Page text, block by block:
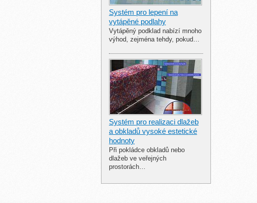
Systém pro lepení na
vytápěné podlahy
Vytápěný podklad nabízí mnoho
výhod, zejména tehdy, pokud…
Systém pro realizaci dlažeb
a obkladů vysoké estetické
hodnoty
Při pokládce obkladů nebo
dlažeb ve veřejných
prostorách…